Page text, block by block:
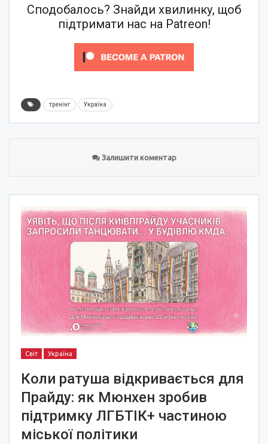
Сподобалось? Знайди хвилинку, щоб
підтримати нас на Patreon!
тренінг Україна
Залишити коментар
Світ Україна
Коли ратуша відкривається для
Прайду: як Мюнхен зробив
підтримку ЛГБТІК+ частиною
міської політики